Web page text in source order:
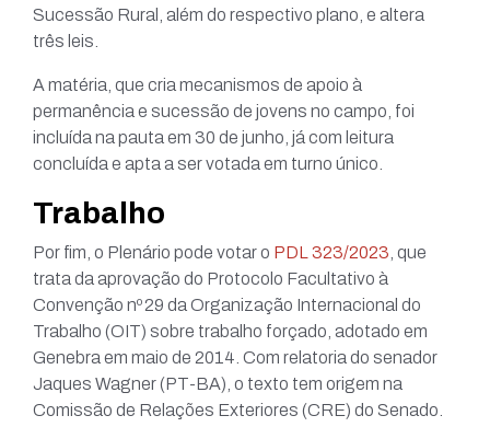
Sucessão Rural, além do respectivo plano, e altera
três leis.
A matéria, que cria mecanismos de apoio à
permanência e sucessão de jovens no campo, foi
incluída na pauta em 30 de junho, já com leitura
concluída e apta a ser votada em turno único.
Trabalho
Por fim, o Plenário pode votar o PDL 323/2023 , que
trata da aprovação do Protocolo Facultativo à
Convenção nº 29 da Organização Internacional do
Trabalho (OIT) sobre trabalho forçado, adotado em
Genebra em maio de 2014. Com relatoria do senador
Jaques Wagner (PT-BA), o texto tem origem na
Comissão de Relações Exteriores (CRE) do Senado.